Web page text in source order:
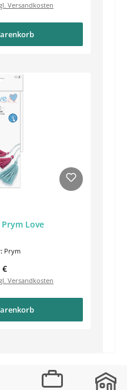
Versandkosten
Love
Prym
Preis:
€
Versandkosten